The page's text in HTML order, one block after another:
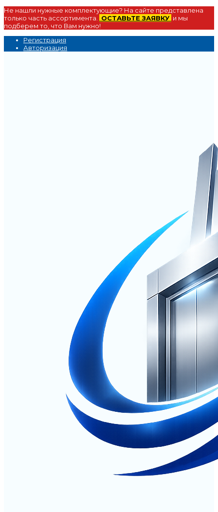
Не нашли нужные комплектующие? На сайте представлена
только часть ассортимента.
ОСТАВЬТЕ ЗАЯВКУ и мы
подберем то, что Вам нужно!
Регистрация
Авторизация